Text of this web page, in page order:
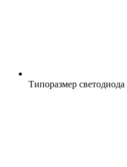
Типоразмер светодиода